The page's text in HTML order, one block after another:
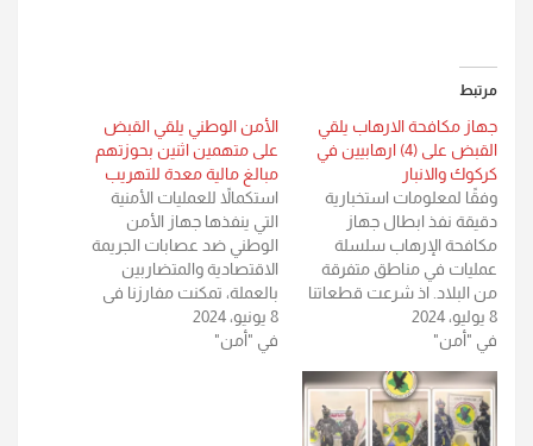
مرتبط
جهاز مكافحة الارهاب يلقي
القبض على (4) ارهابيين في
كركوك والانبار
وفقًا لمعلومات استخبارية
دقيقة نفذ ابطال جهاز
مكافحة الإرهاب سلسلة
عمليات في مناطق متفرقة
من البلاد. اذ شرعت قطعاتنا
بعمليتين منفصلتين اسفرتا
عن إلقاء القبض على
كركوك. وفي اطار التنسيق
مع جهاز المخابرات الوطني
العراقي تمكن ابطالنا من
8 يوليو، 2024
في "أمن"
الأمن الوطني يلقي القبض
على متهمين اثنين بحوزتهم
مبالغ مالية معدة للتهريب
استكمالاً للعمليات الأمنية
التي ينفذها جهاز الأمن
الوطني ضد عصابات الجريمة
الاقتصادية والمتضاربين
بالعملة، تمكنت مفارزنا في
بغداد من القاء القبض على
متهمين اثنين بعد مداهمة
8 يونيو، 2024
في "أمن"